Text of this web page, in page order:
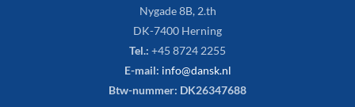
Nygade 8B, 2.th
DK-7400 Herning
Tel.: +45 8724 2255
E-mail: info@dansk.nl
Btw-nummer: DK26347688